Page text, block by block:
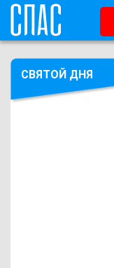
СВЯТОЙ ДНЯ